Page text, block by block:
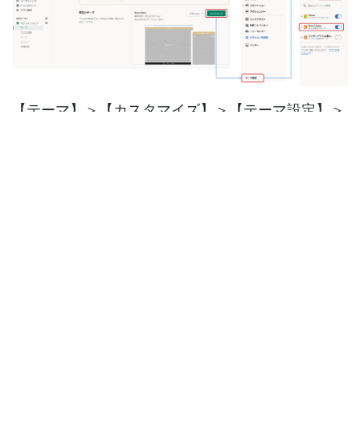
【テーマ】＞【カスタマイズ】＞【テーマ設定】＞